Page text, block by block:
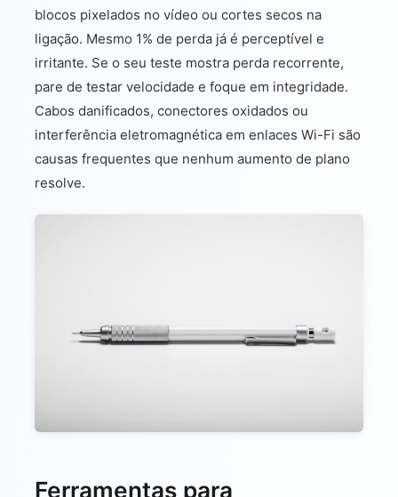
blocos pixelados no vídeo ou cortes secos na
ligação. Mesmo 1% de perda já é perceptível e
irritante. Se o seu teste mostra perda recorrente,
pare de testar velocidade e foque em integridade.
Cabos danificados, conectores oxidados ou
interferência eletromagnética em enlaces Wi-Fi são
causas frequentes que nenhum aumento de plano
resolve.
Ferramentas para